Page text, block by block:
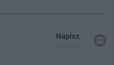
Napisz